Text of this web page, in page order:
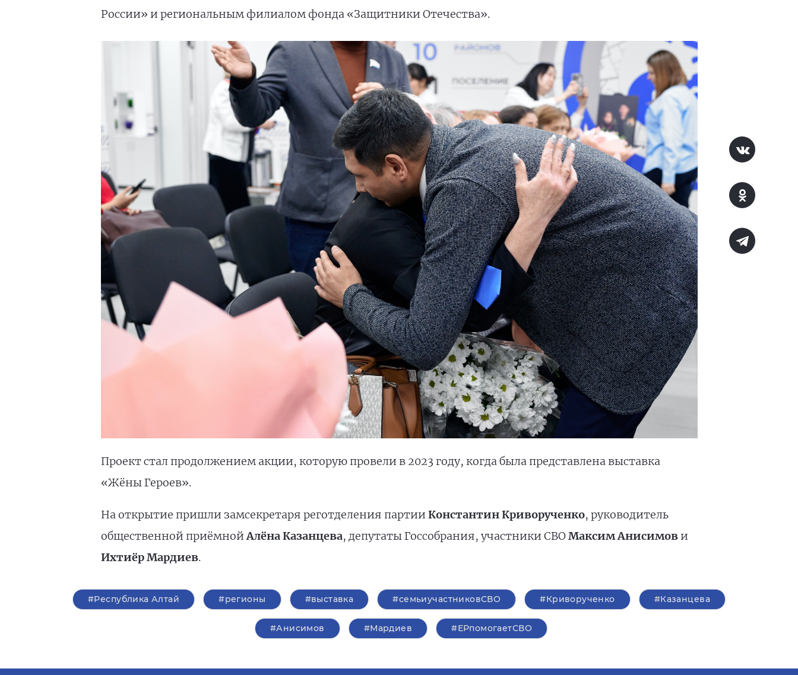
России» и региональным филиалом фонда «Защитники Отечества».
Проект стал продолжением акции, которую провели в 2023 году, когда была представлена выставка
«Жёны Героев».
На открытие пришли замсекретаря реготделения партии Константин Криворученко, руководитель
общественной приёмнойАлёна Казанцева, депутаты Госсобрания, участники СВОМаксим Анисимови
Ихтиёр Мардиев.
#Республика Алтай #регионы #выставка #семьиучастниковСВО #Криворученко #Казанцева
#Анисимов #Мардиев #ЕРпомогаетСВО